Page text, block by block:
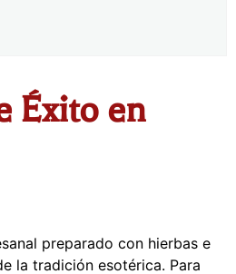
Éxito en
preparado con hierbas e
la tradición esotérica. Para